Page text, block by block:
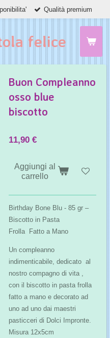
felice
Qualità premium
Buon Compleanno
osso blue
biscotto
11,90 €
Aggiungi al
carrello
Birthday Bone Blu - 85 gr –
Biscotto in Pasta
Frolla
Fatto a Mano
Un compleanno
indimenticabile, dedicato al
nostro compagno di vita ,
con il biscotto in pasta frolla
fatto a mano e decorato ad
uno ad uno dai maestri
pasticceri di Dolci Impronte.
Misura 12x5cm